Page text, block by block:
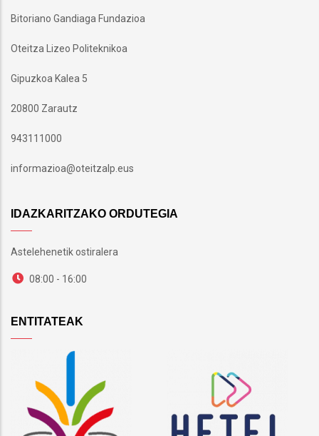
Bitoriano Gandiaga Fundazioa
Oteitza Lizeo Politeknikoa
Gipuzkoa Kalea 5
20800 Zarautz
943111000
informazioa@oteitzalp.eus
IDAZKARITZAKO ORDUTEGIA
Astelehenetik ostiralera
08:00 - 16:00
ENTITATEAK